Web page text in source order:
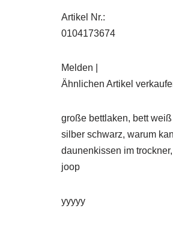
Artikel Nr.:
0104173674
Melden |
Ähnlichen Artikel
große bettlaken, bett
silber schwarz, warum
daunenkissen im
joop
yyyyy